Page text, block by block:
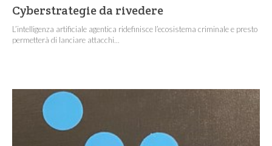
Cyberstrategie da rivedere
L’intelligenza artificiale agentica ridefinisce l’ecosistema criminale e presto
permetterà di lanciare attacchi...